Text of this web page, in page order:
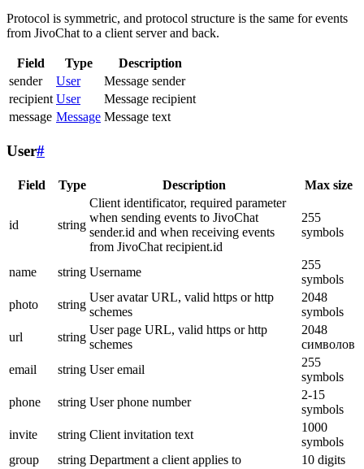
Protocol is symmetric, and protocol structure is the same for events
from JivoChat to a client server and back.
Field Type
Description
sender
User
Message sender
recipient User
Message recipient
message Message Message text
User#
Field Type Description Max size
id string
Client identificator, required parameter
when sending events to JivoChat
sender.id and when receiving events
from JivoChat recipient.id
255
symbols
name string Username
255
symbols
photo
string
User avatar URL, valid https or http
schemes
2048
symbols
url
string
User page URL, valid https or http
schemes
2048
символов
email
string User email
255
symbols
phone
string User phone number
2-15
symbols
invite
string Client invitation text
1000
symbols
group
string Department a client applies to
10 digits